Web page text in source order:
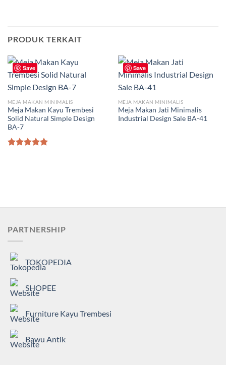
PRODUK TERKAIT
Save
MEJA MAKAN MINIMALIS
Meja Makan Kayu Trembesi
Solid Natural Simple Design
BA-7
Save
MEJA MAKAN MINIMALIS
Meja Makan Jati Minimalis
Industrial Design Sale BA-41
PARTNERSHIP
TOKOPEDIA
SHOPEE
Furniture Kayu Trembesi
Bawu Antik